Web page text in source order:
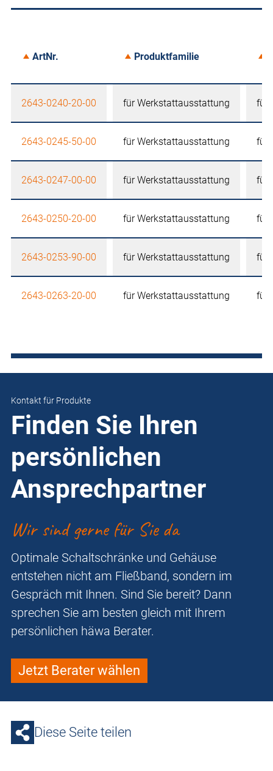
ArtNr. Produktfamilie
2643-0240-20-00 für Werkstattausstattung für
2643-0245-50-00 für Werkstattausstattung für
2643-0247-00-00 für Werkstattausstattung für
2643-0250-20-00 für Werkstattausstattung für
2643-0253-90-00 für Werkstattausstattung für
2643-0263-20-00 für Werkstattausstattung für
Kontakt für Produkte
Finden Sie Ihren
persönlichen
Ansprechpartner
Wir sind gerne für Sie da
Optimale Schaltschränke und Gehäuse
entstehen nicht am Fließband, sondern im
Gespräch mit Ihnen. Sind Sie bereit? Dann
sprechen Sie am besten gleich mit Ihrem
persönlichen häwa Berater.
Jetzt Berater wählen
Diese Seite teilen